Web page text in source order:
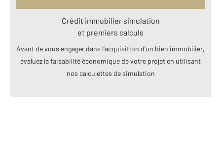
Crédit immobilier simulation
et premiers calculs
Avant de vous engager dans l’acquisition d’un bien immobilier,
évaluez la faisabilité économique de votre projet en utilisant
nos calculettes de simulation